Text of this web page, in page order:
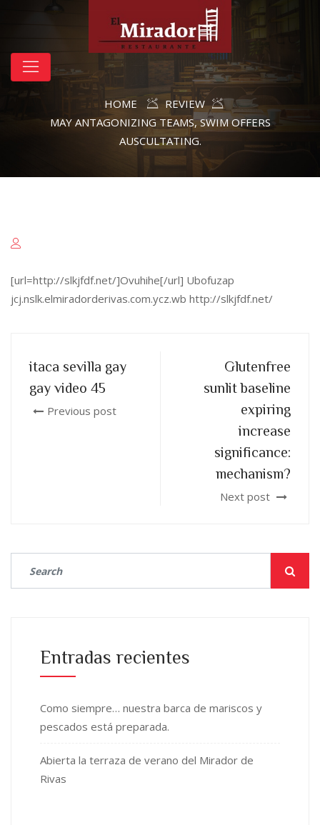
HOME
REVIEW
MAY ANTAGONIZING TEAMS, SWIM OFFERS
AUSCULTATING.
[url=http://slkjfdf.net/]Ovuhihe[/url] Ubofuzap
jcj.nslk.elmiradorderivas.com.ycz.wb http://slkjfdf.net/
itaca sevilla gay
gay video 45
Previous post
Glutenfree
sunlit baseline
expiring
increase
significance:
mechanism?
Next post
Entradas recientes
Como siempre… nuestra barca de mariscos y
pescados está preparada.
Abierta la terraza de verano del Mirador de
Rivas